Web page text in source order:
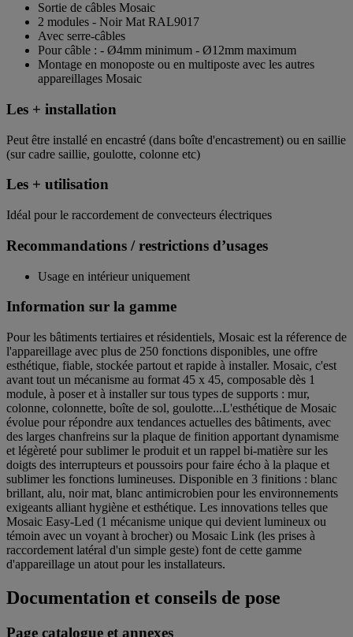
Sortie de câbles Mosaic
2 modules - Noir Mat RAL9017
Avec serre-câbles
Pour câble : - Ø4mm minimum - Ø12mm maximum
Montage en monoposte ou en multiposte avec les autres
appareillages Mosaic
Les + installation
Peut être installé en encastré (dans boîte d'encastrement) ou en saillie
(sur cadre saillie, goulotte, colonne etc)
Les + utilisation
Idéal pour le raccordement de convecteurs électriques
Recommandations / restrictions d’usages
Usage en intérieur uniquement
Information sur la gamme
Pour les bâtiments tertiaires et résidentiels, Mosaic est la réference de
l'appareillage avec plus de 250 fonctions disponibles, une offre
esthétique, fiable, stockée partout et rapide à installer. Mosaic, c'est
avant tout un mécanisme au format 45 x 45, composable dès 1
module, à poser et à installer sur tous types de supports : mur,
colonne, colonnette, boîte de sol, goulotte...L'esthétique de Mosaic
évolue pour répondre aux tendances actuelles des bâtiments, avec
des larges chanfreins sur la plaque de finition apportant dynamisme
et légèreté pour sublimer le produit et un rappel bi-matière sur les
doigts des interrupteurs et poussoirs pour faire écho à la plaque et
sublimer les fonctions lumineuses. Disponible en 3 finitions : blanc
brillant, alu, noir mat, blanc antimicrobien pour les environnements
exigeants alliant hygiène et esthétique. Les innovations telles que
Mosaic Easy-Led (1 mécanisme unique qui devient lumineux ou
témoin avec un voyant à brocher) ou Mosaic Link (les prises à
raccordement latéral d'un simple geste) font de cette gamme
d'appareillage un atout pour les installateurs.
Documentation et conseils de pose
Page catalogue et annexes